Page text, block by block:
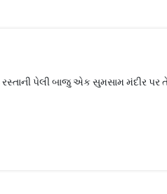
પેલી બાજુ એક સુમસામ મંદીર